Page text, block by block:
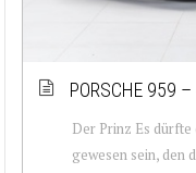
PORSCHE 959
Der Prinz Es dürfte
gewesen sein, den